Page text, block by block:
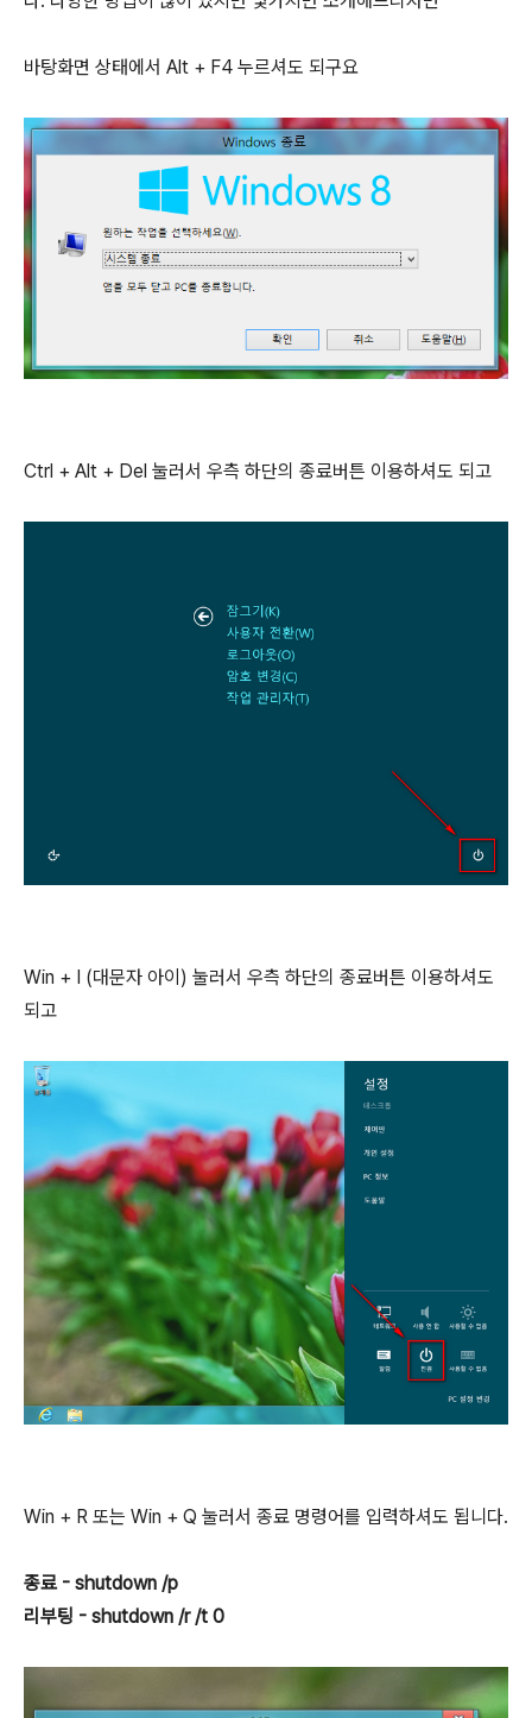
바탕화면 상태에서 Alt + F4 누르셔도 되구요
Ctrl + Alt + Del 눌러서 우측 하단의 종료버튼 이용하셔도 되고
Win + I (대문자 아이) 눌러서 우측 하단의 종료버튼 이용하셔도
되고
Win + R 또는 Win + Q 눌러서 종료 명령어를 입력하셔도 됩니다.
종료 - shutdown /p
리부팅 - shutdown /r /t 0